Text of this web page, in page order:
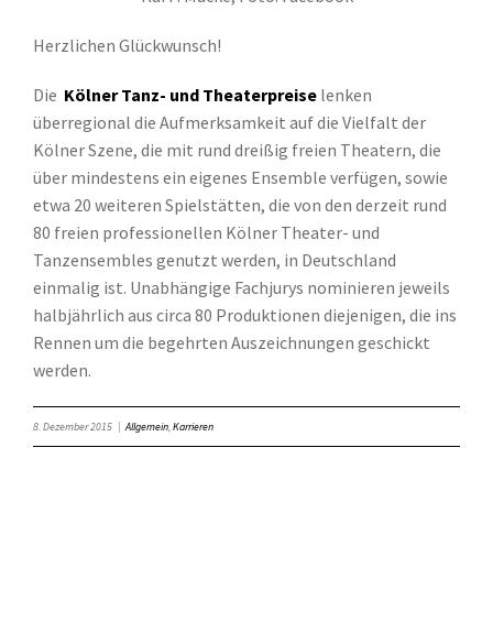
Herzlichen Glückwunsch!
Die Kölner Tanz- und Theaterpreise lenken
überregional die Aufmerksamkeit auf die Vielfalt der
Kölner Szene, die mit rund dreißig freien Theatern, die
über mindestens ein eigenes Ensemble verfügen, sowie
etwa 20 weiteren Spielstätten, die von den derzeit rund
80 freien professionellen Kölner Theater- und
Tanzensembles genutzt werden, in Deutschland
einmalig ist. Unabhängige Fachjurys nominieren jeweils
halbjährlich aus circa 80 Produktionen diejenigen, die ins
Rennen um die begehrten Auszeichnungen geschickt
werden.
8. Dezember 2015 | Allgemein,Karrieren